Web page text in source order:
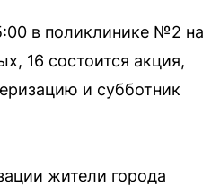
в поликлинике №2 на
16 состоится акция,
и субботник
жители города